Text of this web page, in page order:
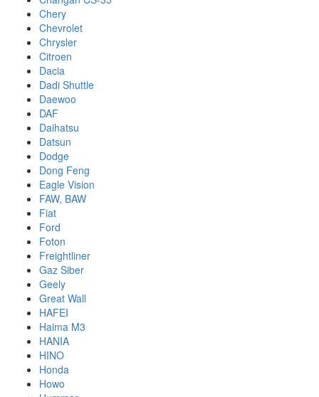
Chery
Chevrolet
Chrysler
Citroen
Dacia
Dadi Shuttle
Daewoo
DAF
Daihatsu
Datsun
Dodge
Dong Feng
Eagle Vision
FAW, BAW
Fiat
Ford
Foton
Freightliner
Gaz Siber
Geely
Great Wall
HAFEI
Haima M3
HANIA
HINO
Honda
Howo